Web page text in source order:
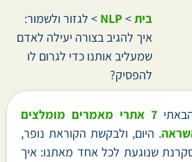
בית>
NLP
> לגזור ולשמור:
איך להגיב בצורה יעילה לאדם
שמעליב אותנו כדי לגרום לו
להפסיק?
7 אתרי מאמרים מומלצים
. היום, ולבקשת הקוראת נופר,
שנוגעת לכל אחד מאתנו: איך